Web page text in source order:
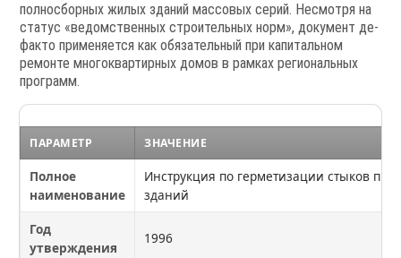
полносборных жилых зданий массовых серий. Несмотря на
статус «ведомственных строительных норм», документ де-
факто применяется как обязательный при капитальном
ремонте многоквартирных домов в рамках региональных
программ.
ПАРАМЕТР ЗНАЧЕНИЕ
Полное
наименование
Инструкция по герметизации стыков
зданий
Год
утверждения
1996